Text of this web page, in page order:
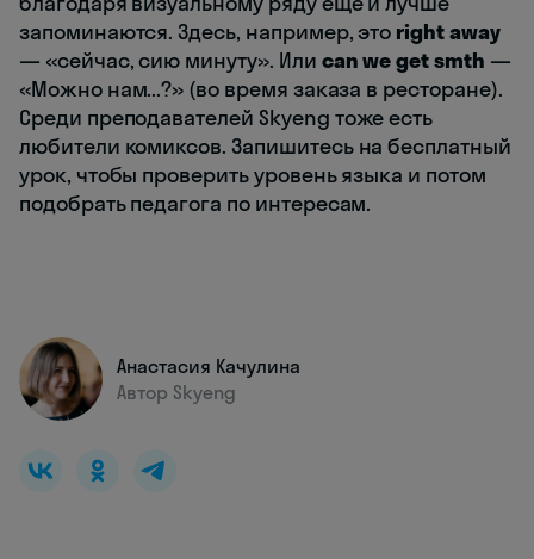
запоминаются. Здесь, например, это right away
— «сейчас, сию минуту». Или can we get smth —
«Можно нам...?» (во время заказа в ресторане).
Среди преподавателей Skyeng тоже есть
любители комиксов. Запишитесь на бесплатный
урок, чтобы проверить уровень языка и потом
подобрать педагога по интересам.
Анастасия Качулина
Автор Skyeng